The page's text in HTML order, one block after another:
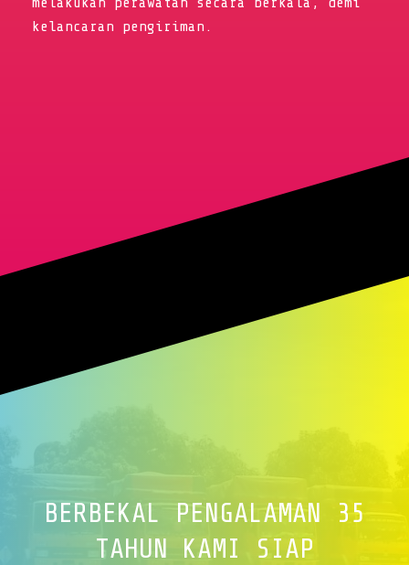
kelancaran pengiriman.
BERBEKAL PENGALAMAN 35
TAHUN KAMI SIAP